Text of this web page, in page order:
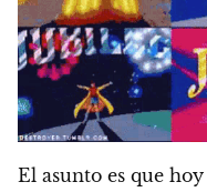
El asunto es que